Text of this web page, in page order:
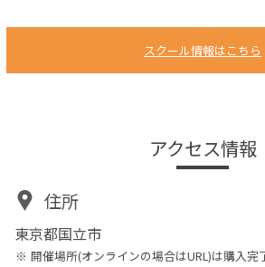
スクール情報はこちら
アクセス情報
住所
東京都国立市
開催場所(オンラインの場合はURL)は購入完